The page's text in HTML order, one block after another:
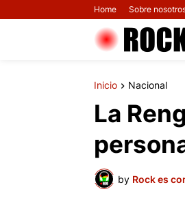
Home Sobre
Inicio Nacional
La
by Rock es